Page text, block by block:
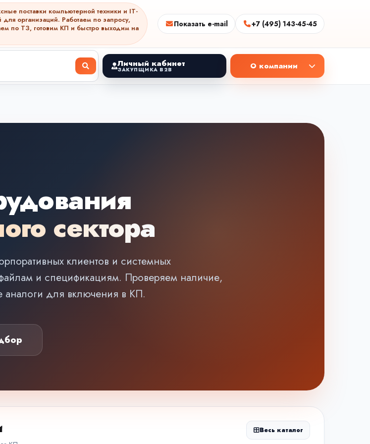
поставки компьютерной техники и IT-
организаций. Работаем по запросу,
по ТЗ, готовим КП и быстро выходим на
Показать e-mail +7 (495) 143-45-45
Личный кабинет
ЗАКУПЩИКА B2B О компании
сектора
клиентов и системных
и спецификациям. Проверяем наличие,
аналоги для включения в КП.
Весь каталог